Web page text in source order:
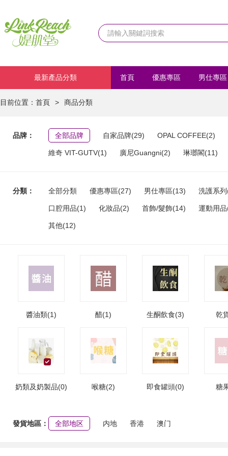
最新產品分類 首頁 優惠專區 男仕專區
目前位置： 首頁 > 商品分類
品牌： 全部品牌 自家品牌(29) OPAL COFFEE(2)
維奇 VIT-GUTV(1) 廣尼Guangni(2) 琳瑯閣(11)
分類： 全部分類 優惠專區(27) 男仕專區(13) 洗護系
口腔用品(1) 化妝品(2) 首飾/髮飾(14) 運動用
其他(12)
醬油類(1) 醋(1) 生酮飲食(3) 乾
奶類及奶製品(0) 喉糖(2) 即食罐頭(0) 糖
發貨地區： 全部地区 内地 香港 澳门